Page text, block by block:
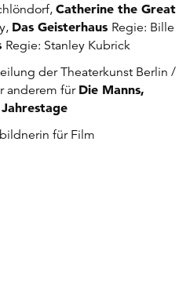
Catherine the Great
Das Geisterhaus Regie: Bille
Regie: Stanley Kubrick
der Theaterkunst Berlin /
anderem für Die Manns,
für Film